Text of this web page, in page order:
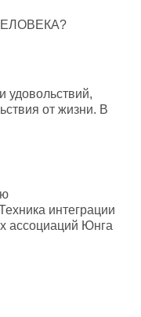
удовольствий,
от жизни. В
интеграции
ассоциаций Юнга